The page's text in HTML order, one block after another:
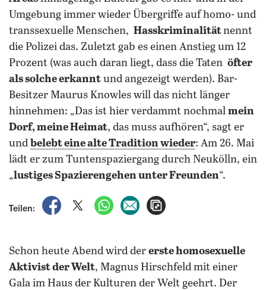
Umgebung immer wieder Übergriffe auf homo- und
transsexuelle Menschen, Hasskriminalitätnennt
die Polizei das. Zuletzt gab es einen Anstieg um 12
Prozent (was auch daran liegt, dass die Taten öfter
als solche erkannt und angezeigt werden). Bar-
Besitzer Maurus Knowles will das nicht länger
hinnehmen: „Das ist hier verdammt nochmal mein
Dorf, meine Heimat, das muss aufhören“, sagt er
und belebt eine alte Tradition wieder: Am 26. Mai
lädt er zum Tuntenspaziergang durch Neukölln, ein
„lustiges Spazierengehen unter Freunden“.
Teilen:
auf Facebook teilen
auf X teilenper WhatsApp teilen
per E-Mail teilen
Schon heute Abend wird der erste homosexuelle
Aktivist der Welt, Magnus Hirschfeld mit einer
Gala im Haus der Kulturen der Welt geehrt. Der